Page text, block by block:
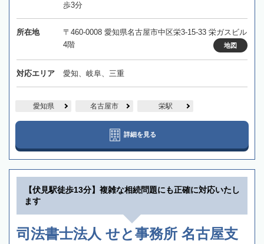
歩3分
所在地
〒460-0008 愛知県名古屋市中区栄3-15-33 栄ガスビル
4階
地図
対応エリア 愛知、岐阜、三重
愛知県 名古屋市 栄駅
詳細を見る
【伏見駅徒歩13分】複雑な相続問題にも正確に対応いたし
ます
司法書士法人 せと事務所 名古屋支